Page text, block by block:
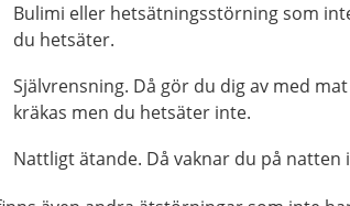
Bulimi eller hetsätningsstörning som
du hetsäter.
Självrensning. Då gör du dig av med
kräkas men du hetsäter inte.
Nattligt ätande. Då vaknar du på